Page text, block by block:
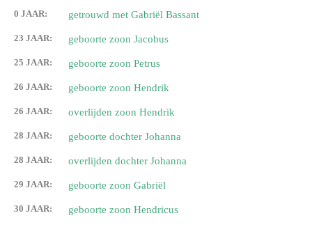
0 JAAR: getrouwd met Gabriël Bassant
23 JAAR: geboorte zoon Jacobus
25 JAAR: geboorte zoon Petrus
26 JAAR: geboorte zoon Hendrik
26 JAAR: overlijden zoon Hendrik
28 JAAR: geboorte dochter Johanna
28 JAAR: overlijden dochter Johanna
29 JAAR: geboorte zoon Gabriël
30 JAAR: geboorte zoon Hendricus